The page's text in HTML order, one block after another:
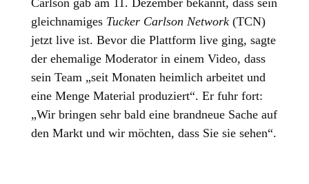
Carlson gab am 11. Dezember bekannt, dass sein
gleichnamiges Tucker Carlson Network(TCN)
jetzt live ist. Bevor die Plattform live ging, sagte
der ehemalige Moderator in einem Video, dass
sein Team „seit Monaten heimlich arbeitet und
eine Menge Material produziert“. Er fuhr fort:
„Wir bringen sehr bald eine brandneue Sache auf
den Markt und wir möchten, dass Sie sie sehen“.